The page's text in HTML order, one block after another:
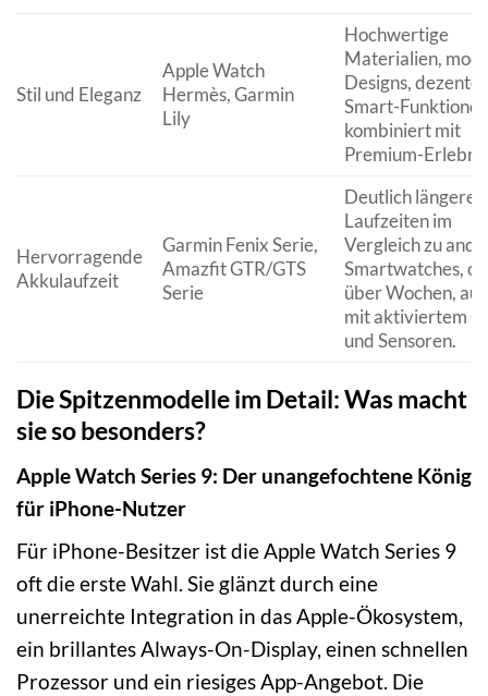
Stil und Eleganz
Apple Watch
Hermès, Garmin
Lily
Hochwertige
Materialien,
Designs, dezente
Smart-
kombiniert mit
Premium-
Hervorragende
Akkulaufzeit
Garmin Fenix Serie,
Amazfit GTR/GTS
Serie
Deutlich längere
Laufzeiten im
Vergleich zu
Smartwatches,
über Wochen,
mit aktiviertem
und Sensoren.
Die Spitzenmodelle im Detail: Was macht
sie so besonders?
Apple Watch Series 9: Der unangefochtene König
für iPhone-Nutzer
Für iPhone-Besitzer ist die Apple Watch Series 9
oft die erste Wahl. Sie glänzt durch eine
unerreichte Integration in das Apple-Ökosystem,
ein brillantes Always-On-Display, einen schnellen
Prozessor und ein riesiges App-Angebot. Die